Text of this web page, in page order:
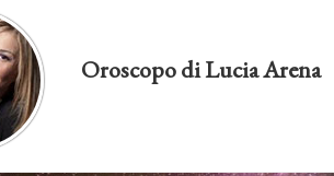
Oroscopo di Lucia Arena